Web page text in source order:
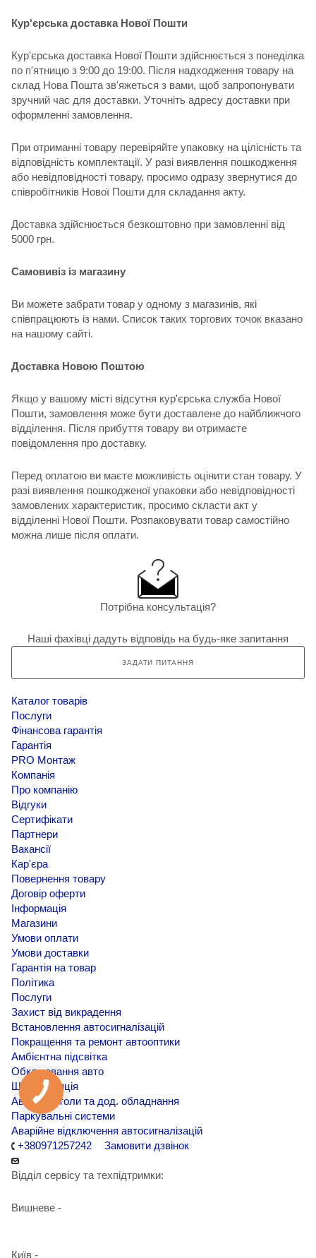
Кур'єрська доставка Нової Пошти
Кур'єрська доставка Нової Пошти здійснюється з понеділка
по п'ятницю з 9:00 до 19:00. Після надходження товару на
склад Нова Пошта зв'яжеться з вами, щоб запропонувати
зручний час для доставки. Уточніть адресу доставки при
оформленні замовлення.
При отриманні товару перевіряйте упаковку на цілісність та
відповідність комплектації. У разі виявлення пошкодження
або невідповідності товару, просимо одразу звернутися до
співробітників Нової Пошти для складання акту.
Доставка здійснюється безкоштовно при замовленні від
5000 грн.
Самовивіз із магазину
Ви можете забрати товар у одному з магазинів, які
співпрацюють із нами. Список таких торгових точок вказано
на нашому сайті.
Доставка Новою Поштою
Якщо у вашому місті відсутня кур'єрська служба Нової
Пошти, замовлення може бути доставлене до найближчого
відділення. Після прибуття товару ви отримаєте
повідомлення про доставку.
Перед оплатою ви маєте можливість оцінити стан товару. У
разі виявлення пошкодженої упаковки або невідповідності
замовлених характеристик, просимо скласти акт у
відділенні Нової Пошти. Розпаковувати товар самостійно
можна лише після оплати.
Потрібна консультація?
Наші фахівці дадуть відповідь на будь-яке запитання
ЗАДАТИ ПИТАННЯ
Каталог товарів
Послуги
Фінансова гарантія
Гарантія
PRO Монтаж
Компанія
Про компанію
Відгуки
Сертифікати
Партнери
Вакансії
Кар'єра
Повернення товару
Договір оферти
Інформація
Магазини
Умови оплати
Умови доставки
Гарантія на товар
Політика
Послуги
Захист від викрадення
Встановлення автосигналізацій
Покращення та ремонт автооптики
Амбієнтна підсвітка
Обклеювання авто
Шумоізоляція
Автомагнітоли та дод. обладнання
Паркувальні системи
Аварійне відключення автосигналізацій
+380971257242
Замовити дзвінок
Відділ сервісу та техпідтримки:
Вишневе -
Київ -